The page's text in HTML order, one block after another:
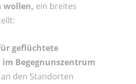
wollen, ein breites
geflüchtete
Begegnunszentrum
den Standorten